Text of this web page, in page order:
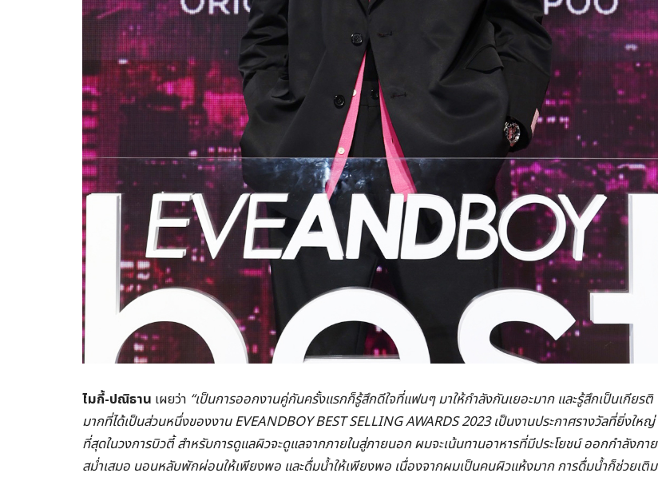
ไมกี้-ปณิธาน เผยว่า “เป็นการออกงานคู่กันครั้งแรกก็รู้สึกดีใจที่แฟนๆ มาให้กำลังกันเยอะมาก และรู้สึกเป็นเกียรติ
มากที่ได้เป็นส่วนหนึ่งของงานEVEANDBOY BEST SELLING AWARDS 2023 เป็นงานประกาศรางวัลที่ยิ่งใหญ่
ที่สุดในวงการบิวตี้ สำหรับการดูแลผิวจะดูแลจากภายในสู่ภายนอก ผมจะเน้นทานอาหารที่มีประโยชน์ ออกกำลังกาย
สม่ำเสมอ นอนหลับพักผ่อนให้เพียงพอ และดื่มน้ำให้เพียงพอ เนื่องจากผมเป็นคนผิวแห้งมาก การดื่มน้ำก็ช่วยเติม